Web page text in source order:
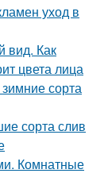
уход в
вид. Как
цвета лица
сорта
сорта слив
Комнатные